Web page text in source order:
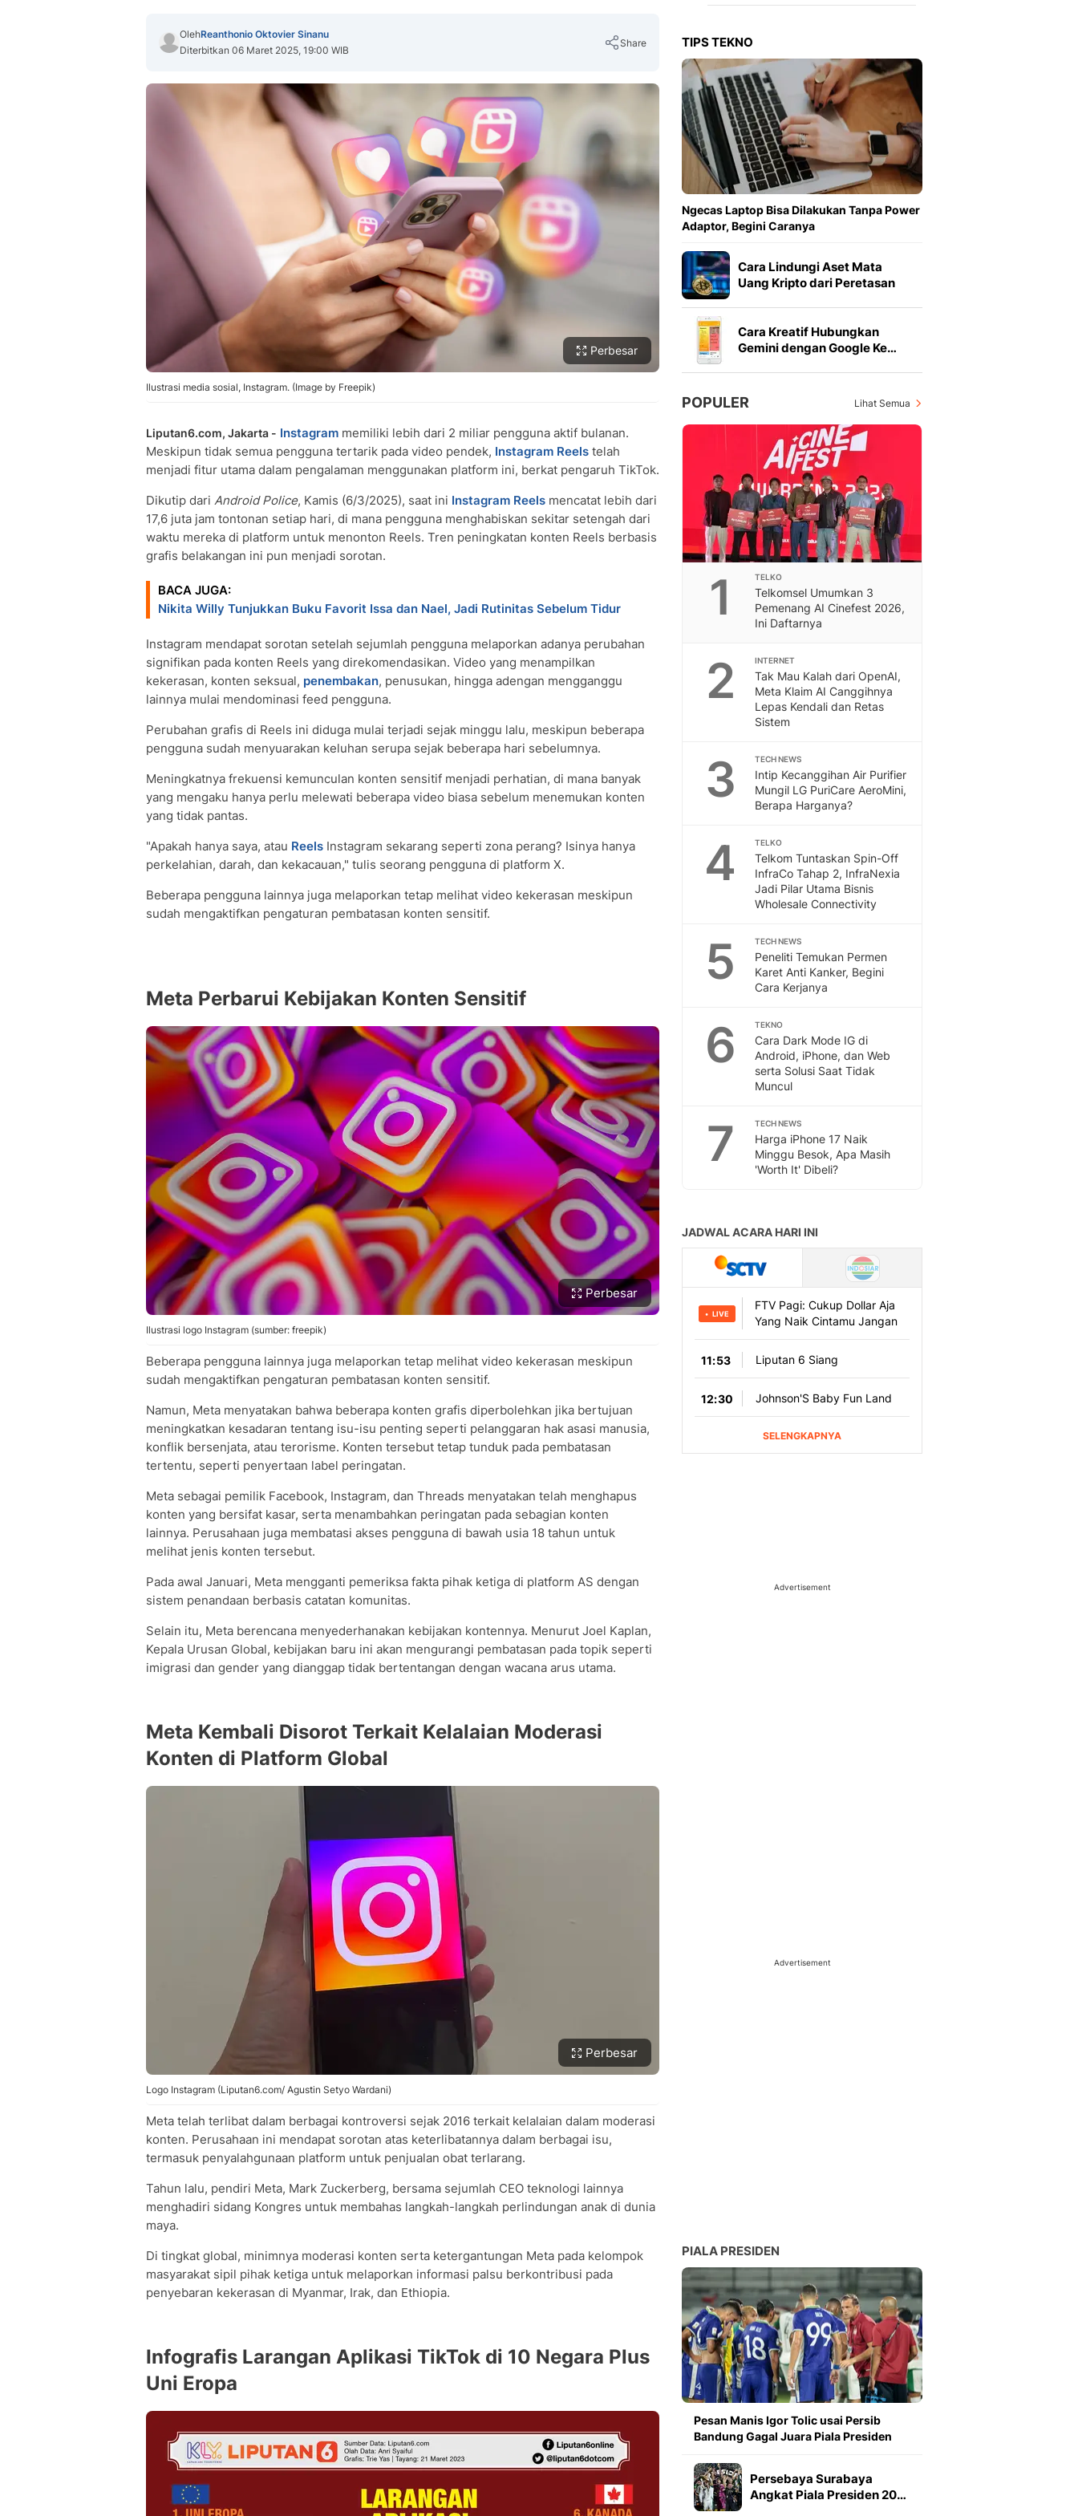
OlehReanthonio Oktovier Sinanu
Diterbitkan 06 Maret 2025, 19:00 WIB
Share
Copy Link
Perbesar
Ilustrasi media sosial, Instagram. (Image by Freepik)
Liputan6.com, Jakarta - Instagram memiliki lebih dari 2 miliar pengguna aktif bulanan.
Meskipun tidak semua pengguna tertarik pada video pendek, Instagram Reels telah
menjadi fitur utama dalam pengalaman menggunakan platform ini, berkat pengaruh TikTok.
Dikutip dari Android Police, Kamis (6/3/2025), saat ini Instagram Reels mencatat lebih dari
17,6 juta jam tontonan setiap hari, di mana pengguna menghabiskan sekitar setengah dari
waktu mereka di platform untuk menonton Reels. Tren peningkatan konten Reels berbasis
grafis belakangan ini pun menjadi sorotan.
BACA JUGA:
Nikita Willy Tunjukkan Buku Favorit Issa dan Nael, Jadi Rutinitas Sebelum Tidur
Instagram mendapat sorotan setelah sejumlah pengguna melaporkan adanya perubahan
signifikan pada konten Reels yang direkomendasikan. Video yang menampilkan
kekerasan, konten seksual, penembakan, penusukan, hingga adengan mengganggu
lainnya mulai mendominasi feed pengguna.
Perubahan grafis di Reels ini diduga mulai terjadi sejak minggu lalu, meskipun beberapa
pengguna sudah menyuarakan keluhan serupa sejak beberapa hari sebelumnya.
Meningkatnya frekuensi kemunculan konten sensitif menjadi perhatian, di mana banyak
yang mengaku hanya perlu melewati beberapa video biasa sebelum menemukan konten
yang tidak pantas.
"Apakah hanya saya, atau Reels Instagram sekarang seperti zona perang? Isinya hanya
perkelahian, darah, dan kekacauan," tulis seorang pengguna di platform X.
Beberapa pengguna lainnya juga melaporkan tetap melihat video kekerasan meskipun
sudah mengaktifkan pengaturan pembatasan konten sensitif.
Meta Perbarui Kebijakan Konten Sensitif
Perbesar
Ilustrasi logo Instagram (sumber: freepik)
Beberapa pengguna lainnya juga melaporkan tetap melihat video kekerasan meskipun
sudah mengaktifkan pengaturan pembatasan konten sensitif.
Namun, Meta menyatakan bahwa beberapa konten grafis diperbolehkan jika bertujuan
meningkatkan kesadaran tentang isu-isu penting seperti pelanggaran hak asasi manusia,
konflik bersenjata, atau terorisme. Konten tersebut tetap tunduk pada pembatasan
tertentu, seperti penyertaan label peringatan.
Meta sebagai pemilik Facebook, Instagram, dan Threads menyatakan telah menghapus
konten yang bersifat kasar, serta menambahkan peringatan pada sebagian konten
lainnya. Perusahaan juga membatasi akses pengguna di bawah usia 18 tahun untuk
melihat jenis konten tersebut.
Pada awal Januari, Meta mengganti pemeriksa fakta pihak ketiga di platform AS dengan
sistem penandaan berbasis catatan komunitas.
Selain itu, Meta berencana menyederhanakan kebijakan kontennya. Menurut Joel Kaplan,
Kepala Urusan Global, kebijakan baru ini akan mengurangi pembatasan pada topik seperti
imigrasi dan gender yang dianggap tidak bertentangan dengan wacana arus utama.
Meta Kembali Disorot Terkait Kelalaian Moderasi
Konten di Platform Global
Perbesar
Logo Instagram (Liputan6.com/ Agustin Setyo Wardani)
Meta telah terlibat dalam berbagai kontroversi sejak 2016 terkait kelalaian dalam moderasi
konten. Perusahaan ini mendapat sorotan atas keterlibatannya dalam berbagai isu,
termasuk penyalahgunaan platform untuk penjualan obat terlarang.
Tahun lalu, pendiri Meta, Mark Zuckerberg, bersama sejumlah CEO teknologi lainnya
menghadiri sidang Kongres untuk membahas langkah-langkah perlindungan anak di dunia
maya.
Di tingkat global, minimnya moderasi konten serta ketergantungan Meta pada kelompok
masyarakat sipil pihak ketiga untuk melaporkan informasi palsu berkontribusi pada
penyebaran kekerasan di Myanmar, Irak, dan Ethiopia.
Infografis Larangan Aplikasi TikTok di 10 Negara Plus
Uni Eropa
TIPS TEKNO
Ngecas Laptop Bisa Dilakukan Tanpa Power
Adaptor, Begini Caranya
Cara Lindungi Aset Mata
Uang Kripto dari Peretasan
Cara Kreatif Hubungkan
Gemini dengan Google Ke…
POPULER Lihat Semua
1 TELKO
Telkomsel Umumkan 3
Pemenang AI Cinefest 2026,
Ini Daftarnya
2 INTERNET
Tak Mau Kalah dari OpenAI,
Meta Klaim AI Canggihnya
Lepas Kendali dan Retas
Sistem
3 TECH NEWS
Intip Kecanggihan Air Purifier
Mungil LG PuriCare AeroMini,
Berapa Harganya?
4 TELKO
Telkom Tuntaskan Spin-Off
InfraCo Tahap 2, InfraNexia
Jadi Pilar Utama Bisnis
Wholesale Connectivity
5 TECH NEWS
Peneliti Temukan Permen
Karet Anti Kanker, Begini
Cara Kerjanya
6 TEKNO
Cara Dark Mode IG di
Android, iPhone, dan Web
serta Solusi Saat Tidak
Muncul
7 TECH NEWS
Harga iPhone 17 Naik
Minggu Besok, Apa Masih
'Worth It' Dibeli?
Advertisement
Advertisement
PIALA PRESIDEN
Pesan Manis Igor Tolic usai Persib
Bandung Gagal Juara Piala Presiden
Persebaya Surabaya
Angkat Piala Presiden 20…